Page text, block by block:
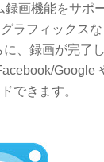
画機能をサポ
ラフィックス
、録画が完了
Google
できます。